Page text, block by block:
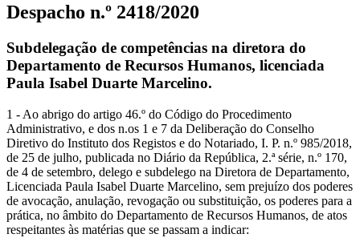
Despacho n.º 2418/2020
Subdelegação de competências na diretora do
Departamento de Recursos Humanos, licenciada
Paula Isabel Duarte Marcelino.
1 - Ao abrigo do artigo 46.º do Código do Procedimento
Administrativo, e dos n.os 1 e 7 da Deliberação do Conselho
Diretivo do Instituto dos Registos e do Notariado, I. P. n.º 985/2018,
de 25 de julho, publicada no Diário da República, 2.ª série, n.º 170,
de 4 de setembro, delego e subdelego na Diretora de Departamento,
Licenciada Paula Isabel Duarte Marcelino, sem prejuízo dos poderes
de avocação, anulação, revogação ou substituição, os poderes para a
prática, no âmbito do Departamento de Recursos Humanos, de atos
respeitantes às matérias que se passam a indicar: